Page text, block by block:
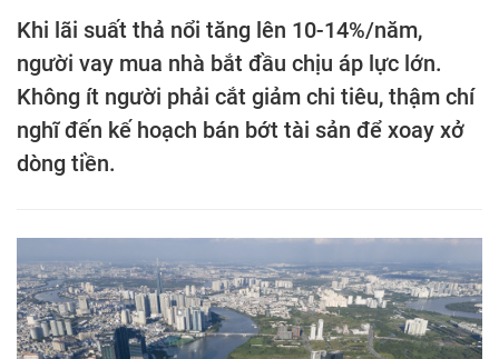
Khi lãi suất thả nổi tăng lên 10-14%/năm,
người vay mua nhà bắt đầu chịu áp lực lớn.
Không ít người phải cắt giảm chi tiêu, thậm chí
nghĩ đến kế hoạch bán bớt tài sản để xoay xở
dòng tiền.